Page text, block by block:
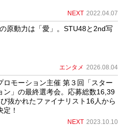
NEXT 2022.04.07
原動力は「愛」。STU48と2nd写
エンタメ 2026.08.04
ロモーション主催 第３回「スター
」の最終選考会。応募総数16,39
抜かれたファイナリスト16人から
！
NEXT 2023.10.10